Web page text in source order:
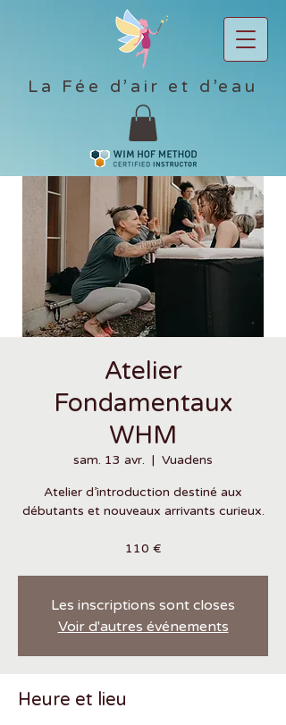
La Fée d’air et d’eau
Atelier
Fondamentaux
WHM
sam. 13 avr.
  |
Vuadens
Atelier d’introduction destiné aux
débutants et nouveaux arrivants curieux.
110 €
Les inscriptions sont closes
Voir d'autres événements
Heure et lieu